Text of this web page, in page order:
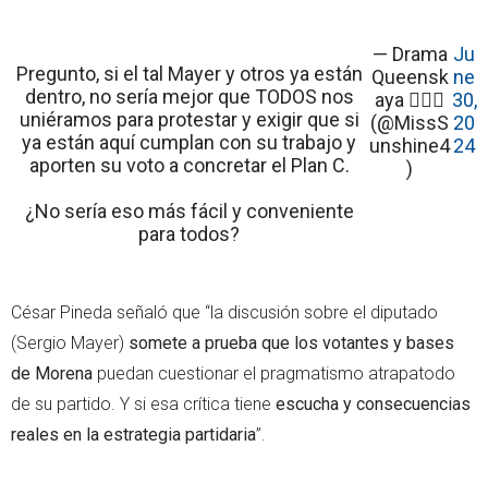
Pregunto, si el tal Mayer y otros ya están
dentro, no sería mejor que TODOS nos
uniéramos para protestar y exigir que si
ya están aquí cumplan con su trabajo y
aporten su voto a concretar el Plan C.
¿No sería eso más fácil y conveniente
para todos?
— Drama
Queensk
aya 🦭☭
(@MissS
unshine4
)
Ju
ne
30,
20
24
César Pineda señaló que “la discusión sobre el diputado
(Sergio Mayer) somete a prueba que los votantes y bases
de Morena puedan cuestionar el pragmatismo atrapatodo
de su partido. Y si esa crítica tiene escucha y consecuencias
reales en la estrategia partidaria”.